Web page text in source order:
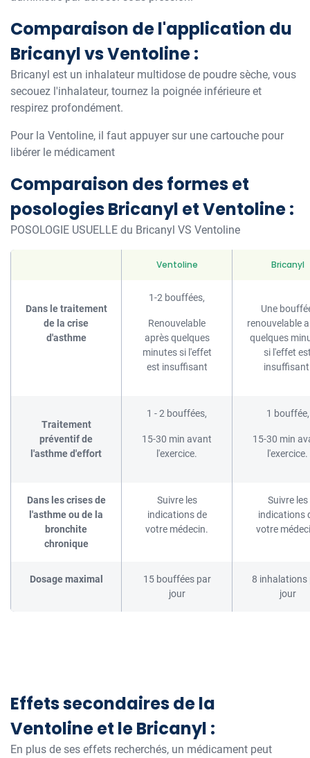
Comparaison de l'application du
Bricanyl vs Ventoline :
Bricanyl est un inhalateur multidose de poudre sèche, vous
secouez l'inhalateur, tournez la poignée inférieure et
respirez profondément.
Pour la Ventoline, il faut appuyer sur une cartouche pour
libérer le médicament
Comparaison des formes et
posologies Bricanyl et Ventoline :
POSOLOGIE USUELLE du Bricanyl VS Ventoline
Ventoline Bricanyl
Dans le traitement
de la crise
d'asthme
1-2 bouffées,
Renouvelable
après quelques
minutes si l'effet
est insuffisant
Une
renouvelable
quelques
si l'effet
Traitement
préventif de
l'asthme d'effort
1 - 2 bouffées,
15-30 min avant
l'exercice.
1 bouffée,
15-30 min
l'exercice.
Dans les crises de
l'asthme ou de la
bronchite
chronique
Suivre les
indications de
votre médecin.
Suivre les
indications
votre
Dosage maximal
15 bouffées par
jour
8 inhalations
jour
Effets secondaires de la
Ventoline et le Bricanyl :
En plus de ses effets recherchés, un médicament peut